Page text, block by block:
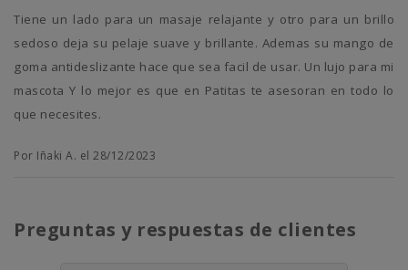
Tiene un lado para un masaje relajante y otro para un brillo
sedoso deja su pelaje suave y brillante. Ademas su mango de
goma antideslizante hace que sea facil de usar. Un lujo para mi
mascota Y lo mejor es que en Patitas te asesoran en todo lo
que necesites.
Por Iñaki A. el 28/12/2023
Preguntas y respuestas de clientes